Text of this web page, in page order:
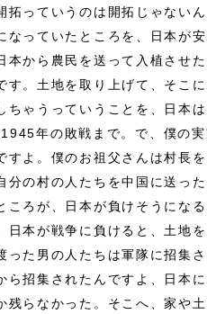
拓っていうのは開拓じゃない
なっていたところを、日本が
本から農民を送って入植させ
す。土地を取り上げて、そこ
ちゃうっていうことを、日本
年の敗戦まで。で、僕の
すよ。僕のお祖父さんは村長
分の村の人たちを中国に送っ
ころが、日本が負けそうにな
日本が戦争に負けると、土地
った男の人たちは軍隊に招集
ら招集されたんですよ、日本
残らなかった。そこへ、家や